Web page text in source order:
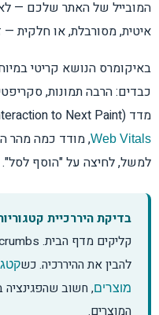
המובייל של האתר שלכם —
איטית, מסורבלת, או חלקית —
באיקומרס הנושא קריטי
כבדים: הרבה תמונות,
מדד INP (Interaction to Next Paint), שהפך לחלק רשמי מ-
Web Vitals, מודד כמה מהר
למשל, לחיצה על "הוסף לסל".
בדיקת היררכיית
להבין את ההיררכיה. כש
מוצרים, חשוב שהפגינציה
המוצרים.